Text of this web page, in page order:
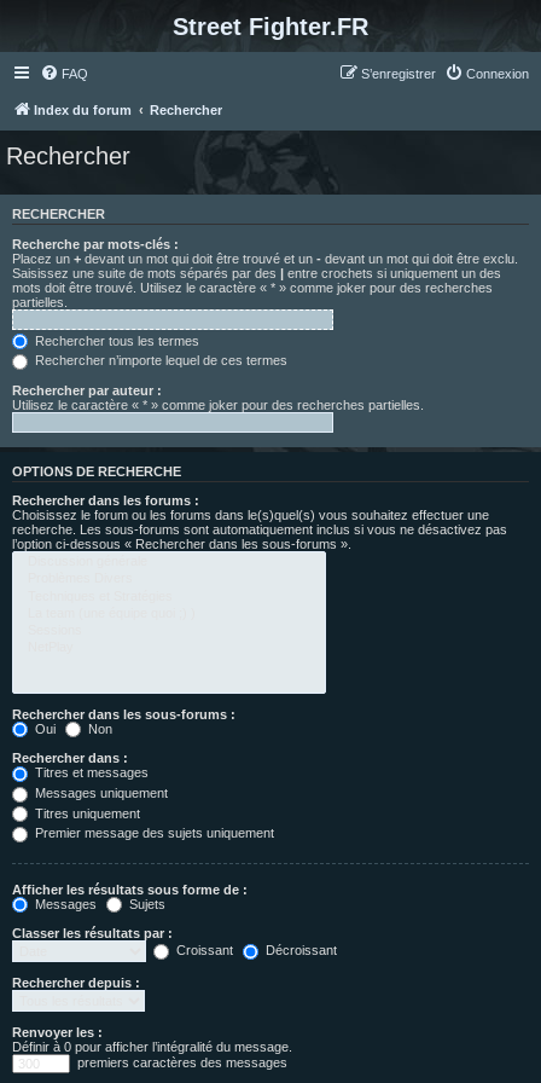
Street Fighter.FR
FAQ Connexion
S’enregistrer
Index du forum Rechercher
Rechercher
RECHERCHER
Recherche par mots-clés :
Placez un + devant un mot qui doit être trouvé et un - devant un mot qui doit être exclu.
Saisissez une suite de mots séparés par des | entre crochets si uniquement un des
mots doit être trouvé. Utilisez le caractère « * » comme joker pour des recherches
partielles.
Rechercher tous les termes
Rechercher n’importe lequel de ces termes
Rechercher par auteur :
Utilisez le caractère « * » comme joker pour des recherches partielles.
OPTIONS DE RECHERCHE
Rechercher dans les forums :
Choisissez le forum ou les forums dans le(s)quel(s) vous souhaitez effectuer une
recherche. Les sous-forums sont automatiquement inclus si vous ne désactivez pas
l’option ci-dessous « Rechercher dans les sous-forums ».
Rechercher dans les sous-forums :
Oui
Non
Rechercher dans :
Titres et messages
Messages uniquement
Titres uniquement
Premier message des sujets uniquement
Afficher les résultats sous forme de :
Messages
Sujets
Classer les résultats par :
Croissant
Décroissant
Rechercher depuis :
Renvoyer les :
Définir à 0 pour afficher l’intégralité du message.
premiers caractères des messages